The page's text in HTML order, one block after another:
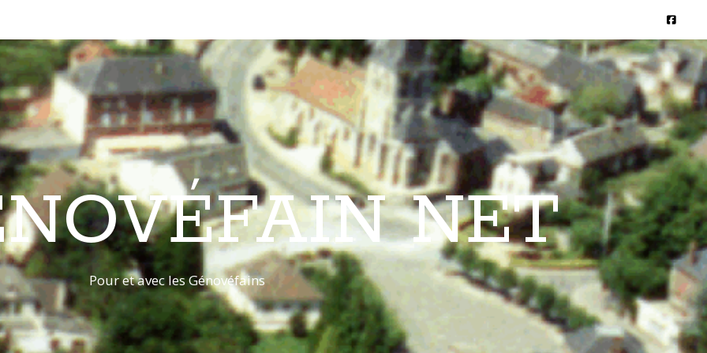
NET
Pour et avec les Génovéfains